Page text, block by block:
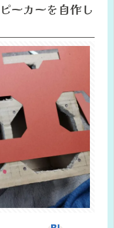
ーカーを自作し